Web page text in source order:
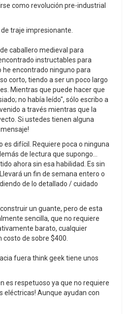
como revolución pre-industrial
traje impresionante.
caballero medieval para
instructables para
encontrado ninguno para
corto, tiendo a ser un poco largo
Mientras que puede hacer que
no había leído", sólo escribo a
a través mientras que la
Si ustedes tienen alguna
es difícil. Requiere poca o ninguna
de lectura que supongo...
ahora sin esa habilidad. Es sin
un fin de semana entero o
de lo detallado / cuidado
un guante, pero de esta
sencilla, que no requiere
barato, cualquier
de sobre $400.
fuera think geek tiene unos
es respetuoso ya que no requiere
eléctricas! Aunque ayudan con